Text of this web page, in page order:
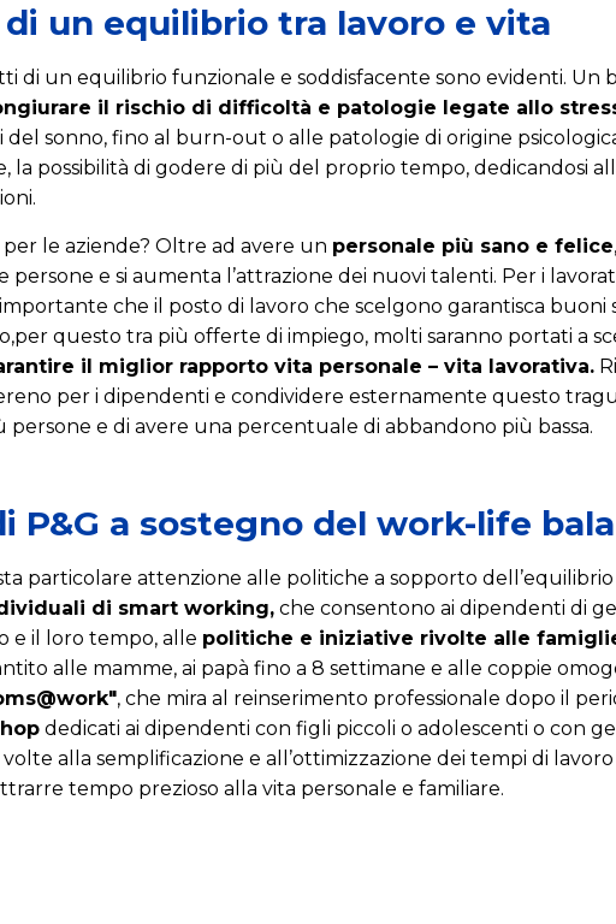
di un equilibrio tra lavoro e vita
di un equilibrio funzionale e soddisfacente sono evidenti. Un
il rischio di difficoltà e patologie legate allo
del sonno, fino al burn-out o alle patologie di origine
possibilità di godere di più del proprio tempo, dedicandosi
le aziende? Oltre ad avere un personale più sano e felice
persone e si aumenta l’attrazione dei nuovi talenti. Per i
che il posto di lavoro che scelgono garantisca buoni
questo tra più offerte di impiego, molti saranno portati a
il miglior rapporto vita personale – vita lavorativa.
per i dipendenti e condividere esternamente questo
persone e di avere una percentuale di abbandono più bassa.
P&G a sostegno del work-life
particolare attenzione alle politiche a sopporto dell’equilibrio
di smart working, che consentono ai dipendenti di
e il loro tempo, alle politiche e iniziative rivolte alle
alle mamme, ai papà fino a 8 settimane e alle coppie
, che mira al reinserimento professionale dopo il
dedicati ai dipendenti con figli piccoli o adolescenti o con
alla semplificazione e all’ottimizzazione dei tempi di
tempo prezioso alla vita personale e familiare.